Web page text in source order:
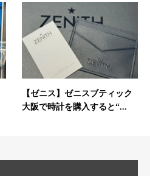
【ゼニス】ゼニスブティック
大阪で時計を購入すると“...